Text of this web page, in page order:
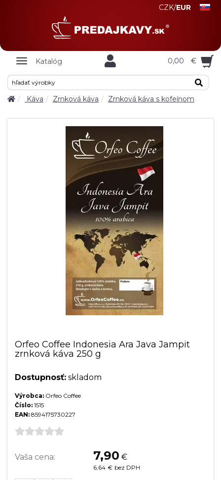
CZK/EUR
Zobrazit
Katalóg 0,00 €
Káva Zrnková káva Zrnková káva s kofeínom
Orfeo Coffee Indonesia Ara Java Jampit
zrnková káva 250 g
Dostupnosť: skladom
Výrobca: Orfeo Coffee
Číslo: 1515
EAN: 8594175730227
Vaša cena: 7,90 €
6,64 € bez DPH